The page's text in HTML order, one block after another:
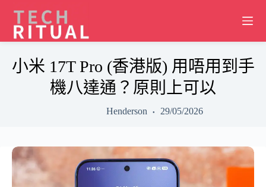
content
小米 17T Pro (香港版) 用唔用到手
機八達通？原則上可以
Henderson 29/05/2026